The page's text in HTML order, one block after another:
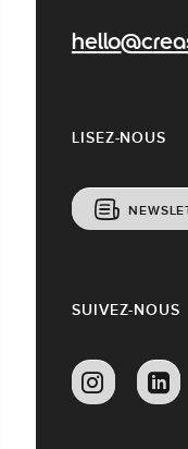
LISEZ-NOUS
SUIVEZ-NOUS